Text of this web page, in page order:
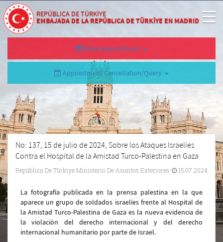
REPÚBLICA DE TÜRKİYE
EMBAJADA DE LA REPÚBLICA DE TÜRKİYE EN MADRID
Make Appointment
Appointment Cancellation/Query
No: 137, 15 de julio de 2024, Sobre los Ataques Israelíes
Contra el Hospital de la Amistad Turco-Palestina en Gaza
República De Türkiye Ministerio De Asuntos Exteriores 15.07.2024
La fotografía publicada en la prensa palestina en la que
aparece un grupo de soldados israelíes frente al Hospital de
la Amistad Turco-Palestina de Gaza es la nueva evidencia de
la violación del derecho internacional y del derecho
internacional humanitario por parte de Israel.